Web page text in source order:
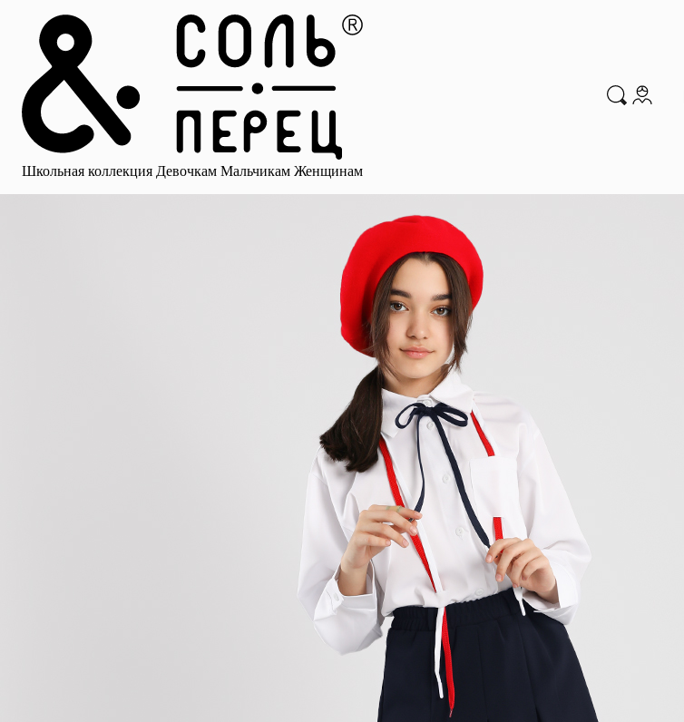
Школьная коллекция Девочкам Мальчикам Женщинам
Главная
Каталог
Избранное
Профиль
Корзина
Школьная коллекция
Мальчикам Женщинам
Брюки для мальчиков
для девочек Носки Рубашки Платья и сарафаны Юбки